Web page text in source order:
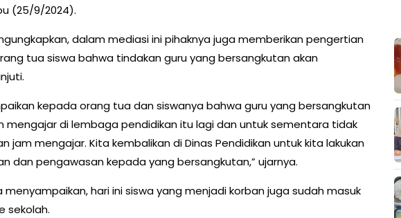
(25/9/2024).
dalam mediasi ini pihaknya juga memberikan pengertian
tua siswa bahwa tindakan guru yang bersangkutan akan
kepada orang tua dan siswanya bahwa guru yang bersangkutan
mengajar di lembaga pendidikan itu lagi dan untuk sementara tidak
jam mengajar. Kita kembalikan di Dinas Pendidikan untuk kita lakukan
dan pengawasan kepada yang bersangkutan,” ujarnya.
menyampaikan, hari ini siswa yang menjadi korban juga sudah masuk
sekolah.